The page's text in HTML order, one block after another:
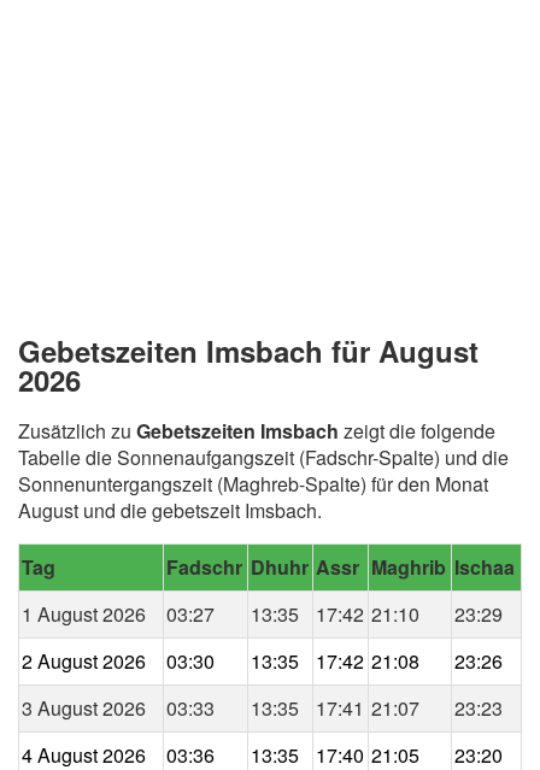
Gebetszeiten Imsbach für August
2026
Zusätzlich zu Gebetszeiten Imsbach zeigt die folgende
Tabelle die Sonnenaufgangszeit (Fadschr-Spalte) und die
Sonnenuntergangszeit (Maghreb-Spalte) für den Monat
August und die gebetszeit Imsbach.
Tag Fadschr Dhuhr Assr Maghrib Ischaa
1 August 2026
03:27 13:35 17:42 21:10
23:29
2 August 2026
03:30 13:35 17:42 21:08
23:26
3 August 2026
03:33 13:35 17:41 21:07
23:23
4 August 2026
03:36 13:35 17:40 21:05
23:20